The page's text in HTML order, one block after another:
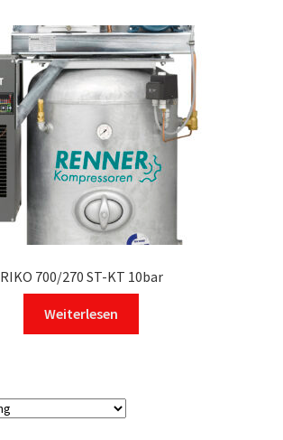
RIKO 700/270 ST-KT 10bar
Weiterlesen